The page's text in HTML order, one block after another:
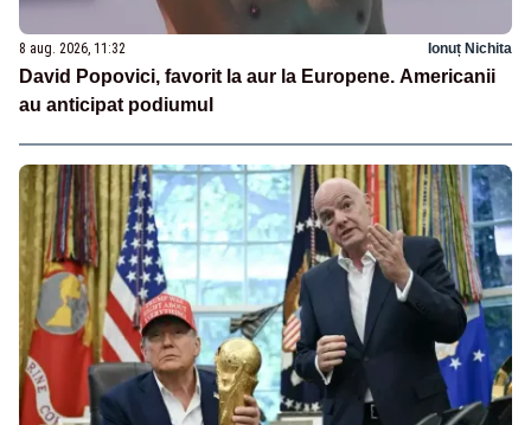
8 aug. 2026, 11:32 Ionuț Nichita
David Popovici, favorit la aur la Europene. Americanii
au anticipat podiumul